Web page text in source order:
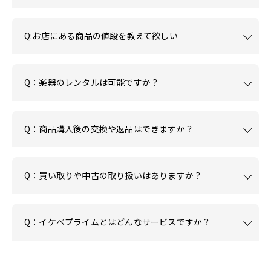
Q:お店にある商品の値段を教えて欲しい
Q：楽器のレンタルは可能ですか？
Q：商品購入後の交換や返品はできますか？
Q：買い取りや中古の取り扱いはありますか？
Q：イケベプライムとはどんなサービスですか？